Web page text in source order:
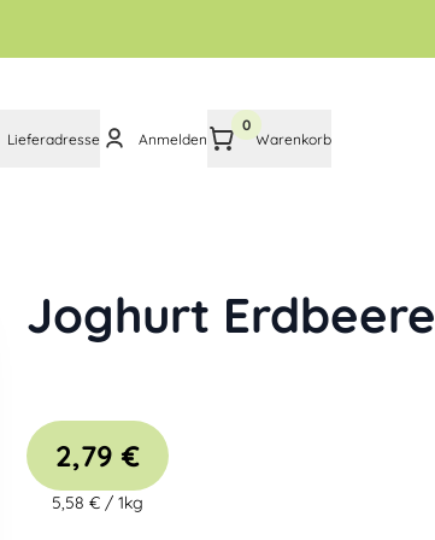
Lieferadresse Anmelden
0
Warenkorb
Joghurt Erdbeere
2,79 €
5,58 € /1kg